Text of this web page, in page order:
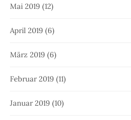
Mai 2019 (12)
April 2019 (6)
März 2019 (6)
Februar 2019 (11)
Januar 2019 (10)